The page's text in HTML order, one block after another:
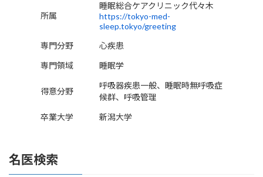
所属
睡眠総合ケアクリニック代々木
https://tokyo-med-
sleep.tokyo/greeting
専門分野
心疾患
専門領域
睡眠学
得意分野
呼吸器疾患一般、睡眠時無呼吸症
候群、呼吸管理
卒業大学
新潟大学
名医検索